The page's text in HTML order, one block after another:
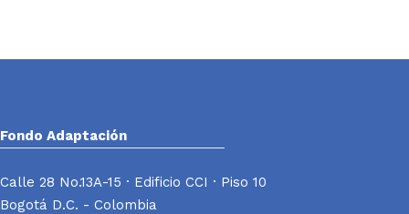
Fondo Adaptación
Calle 28 No.13A-15 · Edificio CCI · Piso 10
Bogotá D.C. - Colombia